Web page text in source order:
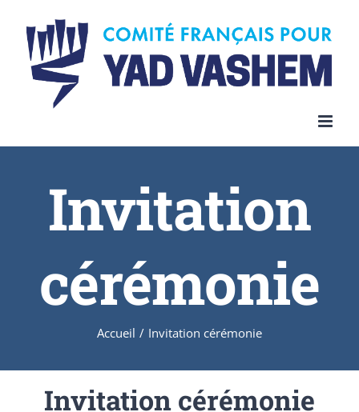
Invitation
cérémonie
Accueil / Invitation cérémonie
Invitation cérémonie